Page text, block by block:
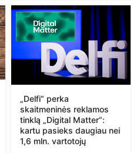
„Delfi“ perka
skaitmeninės reklamos
tinklą „Digital Matter“:
kartu pasieks daugiau nei
1,6 mln. vartotojų